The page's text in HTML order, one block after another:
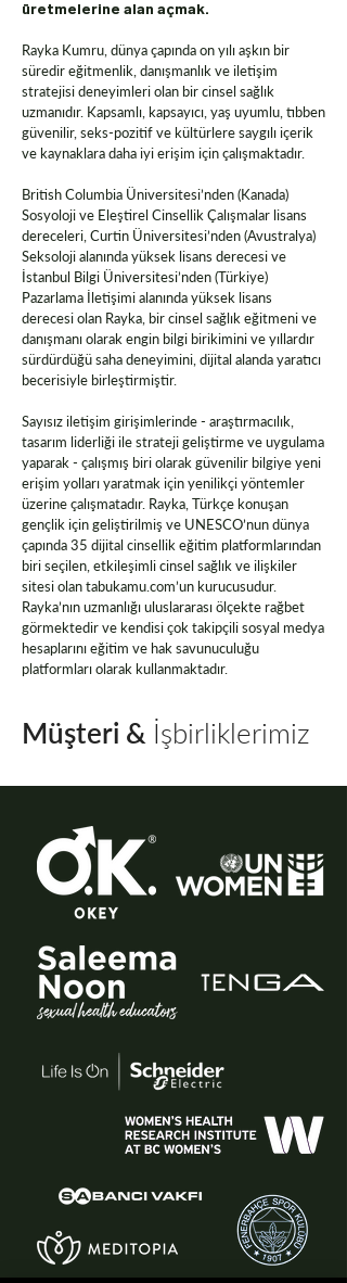
üretmelerine alan açmak.
Rayka Kumru, dünya çapında on yılı aşkın bir
süredir eğitmenlik, danışmanlık ve iletişim
stratejisi deneyimleri olan bir cinsel sağlık
uzmanıdır. Kapsamlı, kapsayıcı, yaş uyumlu, tıbben
güvenilir, seks-pozitif ve kültürlere saygılı içerik
ve kaynaklara daha iyi erişim için çalışmaktadır.
British Columbia Üniversitesi’nden (Kanada)
Sosyoloji ve Eleştirel Cinsellik Çalışmalar lisans
dereceleri, Curtin Üniversitesi’nden (Avustralya)
Seksoloji alanında yüksek lisans derecesi ve
İstanbul Bilgi Üniversitesi’nden (Türkiye)
Pazarlama İletişimi alanında yüksek lisans
derecesi olan Rayka, bir cinsel sağlık eğitmeni ve
danışmanı olarak engin bilgi birikimini ve yıllardır
sürdürdüğü saha deneyimini, dijital alanda yaratıcı
becerisiyle birleştirmiştir.
Sayısız iletişim girişimlerinde - araştırmacılık,
tasarım liderliği ile strateji geliştirme ve uygulama
yaparak - çalışmış biri olarak güvenilir bilgiye yeni
erişim yolları yaratmak için yenilikçi yöntemler
üzerine çalışmatadır. Rayka, Türkçe konuşan
gençlik için geliştirilmiş ve UNESCO’nun dünya
çapında 35 dijital cinsellik eğitim platformlarından
biri seçilen, etkileşimli cinsel sağlık ve ilişkiler
sitesi olantabukamu.com’un kurucusudur.
Rayka’nın uzmanlığı uluslararası ölçekte rağbet
görmektedir ve kendisi çok takipçili sosyal medya
hesaplarını eğitim ve hak savunuculuğu
platformları olarak kullanmaktadır.
Müşteri & İşbirliklerimiz